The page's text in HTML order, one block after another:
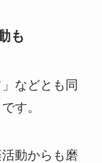
も
などとも同
す。
動からも磨